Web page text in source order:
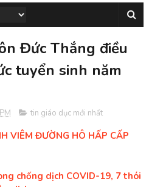
Đức Thắng điều
tuyển sinh năm
tin giáo dục mới nhất
VIÊM ĐƯỜNG HÔ HẤP CẤP
chống dịch COVID-19, 7 thói